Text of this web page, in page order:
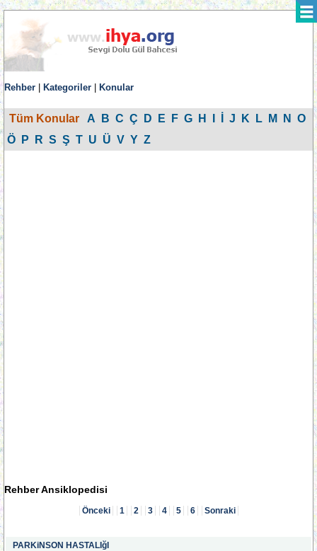
Rehber Kategoriler Konular
Tüm Konular A B C Ç D E F G H J K L M N
O
Ö
P R S Ş T U Ü V Y Z
Rehber Ansiklopedisi
Önceki 1 2 3 4 5 6 Sonraki
PARKiNSON HASTALIğI